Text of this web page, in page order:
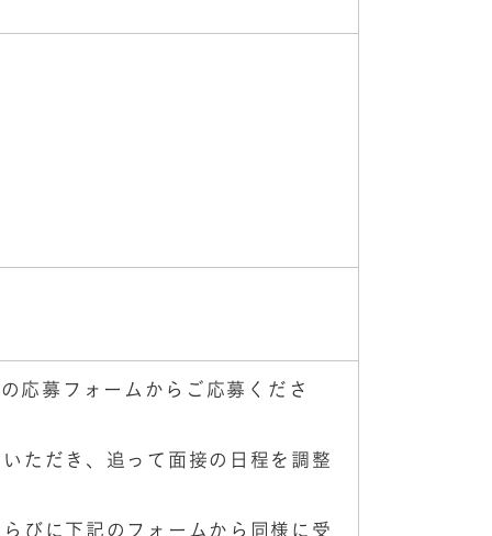
応募フォームからご応募くださ
ただき、追って面接の日程を調整
びに下記のフォームから同様に受